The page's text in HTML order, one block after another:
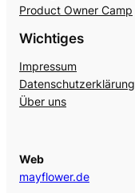
Product Owner Camp
Wichtiges
Impressum
Datenschutzerklärung
Über uns
Web
mayflower.de